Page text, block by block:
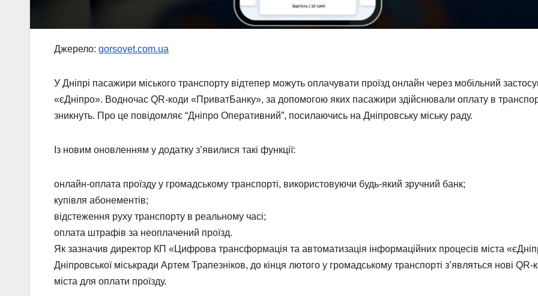
Джерело: gorsovet.com.ua
У Дніпрі пасажири міського транспорту відтепер можуть оплачувати проїзд онлайн через мобільний
«єДніпро». Водночас QR-коди «ПриватБанку», за допомогою яких пасажири здійснювали оплату в
зникнуть. Про це повідомляє “Дніпро Оперативний”, посилаючись на Дніпровську міську раду.
Із новим оновленням у додатку з’явилися такі функції:
онлайн-оплата проїзду у громадському транспорті, використовуючи будь-який зручний банк;
купівля абонементів;
відстеження руху транспорту в реальному часі;
оплата штрафів за неоплачений проїзд.
Як зазначив директор КП «Цифрова трансформація та автоматизація інформаційних процесів міста
Дніпровської міськради Артем Трапезніков, до кінця лютого у громадському транспорті з’являться нові QR-
міста для оплати проїзду.